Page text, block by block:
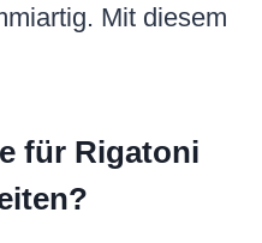
Mit diesem
für Rigatoni